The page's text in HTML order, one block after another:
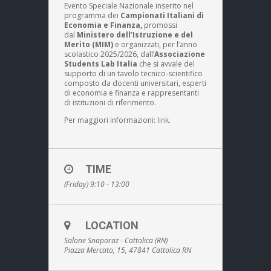
Evento Speciale Nazionale inserito nel
programma dei Campionati Italiani di
Economia e Finanza, promossi
dal Ministero dell’Istruzione e del
Merito (MIM) e organizzati, per l’anno
scolastico 2025/2026, dall’Associazione
Students Lab Italia che si avvale del
supporto di un tavolo tecnico-scientifico
composto da docenti universitari, esperti
di economia e finanza e rappresentanti
di istituzioni di riferimento.
Per maggiori informazioni: link.
TIME
(Friday) 9:10 - 13:00
LOCATION
Salone Snaporaz - Cattolica (RN)
Piazza Mercato, 15, 47841 Cattolica RN